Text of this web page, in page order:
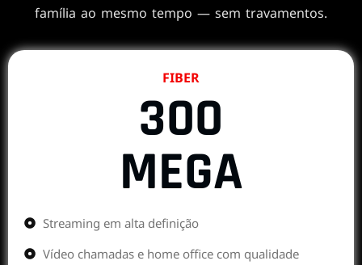
família ao mesmo tempo — sem travamentos.
FIBER
300
MEGA
Streaming em alta definição
Vídeo chamadas e home office com qualidade